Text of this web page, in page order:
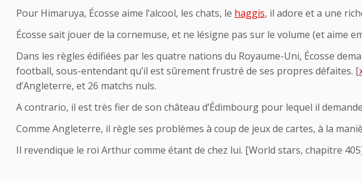
Pour Himaruya, Écosse aime l’alcool, les chats, le haggis, il adore et a une
Écosse sait jouer de la cornemuse, et ne lésigne pas sur le volume (et aime
Dans les règles édifiées par les quatre nations du Royaume-Uni, Écosse
football, sous-entendant qu’il est sûrement frustré de ses propres défaites. [
d’Angleterre, et 26 matchs nuls.
A contrario, il est très fier de son château d’Édimbourg pour lequel il
Comme Angleterre, il règle ses problèmes à coup de jeux de cartes, à la
Il revendique le roi Arthur comme étant de chez lui. [World stars, chapitre